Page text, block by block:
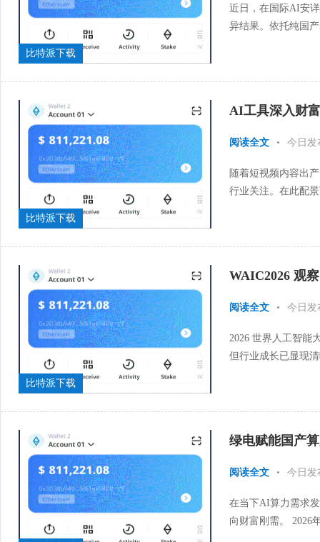
比特派下载
近日，在国际AI安
异结果。依托纯国
比特派下载
AI工具深入财
阅读全文 • 今日发
随着短视频内容出
行业关注。在此配
比特派下载
WAIC2026 观
阅读全文 • 今日发
2026 世界人工智能
但行业成长已显现
绿电赋能国产
阅读全文 • 今日发
在当下AI算力需求
向财富刚需。 2026